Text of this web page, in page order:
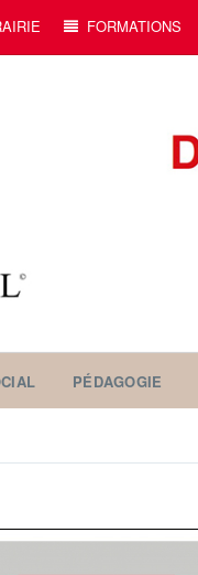
FORMATIONS
PÉDAGOGIE